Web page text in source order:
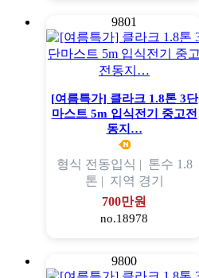
9801
[여름특가] 클라크 1.8톤 3단
마스트 5m 입식전기 중고전
동지…
형식 전동입식 | 톤수 1.8
톤 | 지역 경기
700만원
no.18978
9800